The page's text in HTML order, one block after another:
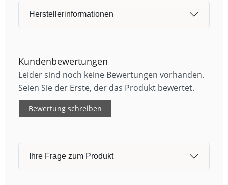
Herstellerinformationen
Kundenbewertungen
Leider sind noch keine Bewertungen vorhanden.
Seien Sie der Erste, der das Produkt bewertet.
Bewertung schreiben
Ihre Frage zum Produkt